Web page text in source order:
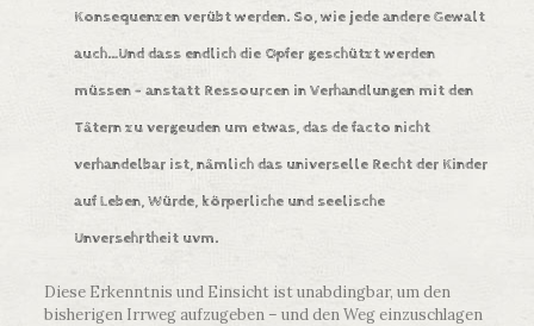
Konsequenzen verübt werden. So, wie jede andere Gewalt
auch…Und dass endlich die Opfer geschützt werden
müssen – anstatt Ressourcen in Verhandlungen mit den
Tätern zu vergeuden um etwas, das de facto nicht
verhandelbar ist, nämlich das universelle Recht der Kinder
auf Leben, Würde, körperliche und seelische
Unversehrtheit uvm.
Diese Erkenntnis und Einsicht ist unabdingbar, um den
bisherigen Irrweg aufzugeben – und den Weg einzuschlagen